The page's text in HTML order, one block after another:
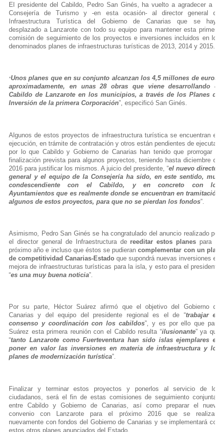
El presidente del Cabildo, Pedro San Ginés, ha vuelto a agradecer a
Consejería de Turismo y -en esta ocasión- al director general
Infraestructura Turística del Gobierno de Canarias que se
desplazado a Lanzarote con todo su equipo para mantener esta
comisión de seguimiento de los proyectos e inversiones incluidos en
denominados planes de infraestructuras turísticas de 2013, 2014 y 2015.
“Unos planes que en su conjunto alcanzan los 4,5 millones de
aproximadamente, en unas 28 obras que viene desarrollando
Cabildo de Lanzarote en los municipios, a través de los Planes
Inversión de la primera Corporación”, especificó San Ginés.
Algunos de estos proyectos de infraestructura turística se encuentran
ejecución, en trámite de contratación y otros están pendientes de
por lo que Cabildo y Gobierno de Canarias han tenido que prorrogar
finalización prevista para algunos proyectos, teniendo hasta diciembre
2016 para justificar los mismos. A juicio del presidente, “el nuevo
general y el equipo de la Consejería ha sido, en este sentido,
condescendiente con el Cabildo, y en concreto con
Ayuntamientos que es realmente donde se encuentran en
algunos de estos proyectos, para que no se pierdan los fondos”.
Asimismo, Pedro San Ginés se ha congratulado del anuncio realizado
el director general de Infraestructura de reeditar estos planes para
próximo año e incluso que éstos se pudierancomplementar con un
de competitividad Canarias-Estado que supondrá nuevas inversiones
mejora de infraestructuras turísticas para la isla, y esto para el
“es una muy buena noticia”.
Por su parte, Héctor Suárez afirmó que el objetivo del Gobierno
Canarias y del equipo del presidente regional es el de “trabajar
consenso y coordinación con los cabildos”, y es por ello que
Suárez esta primera reunión con el Cabildo resulta “ilusionante” ya
“tanto Lanzarote como Fuerteventura han sido islas ejemplares
poner en valor las inversiones en materia de infraestructura y
planes de modernización turística”.
Finalizar y terminar estos proyectos y ponerlos al servicio de
ciudadanos, será el fin de estas comisiones de seguimiento
entre Cabildo y Gobierno de Canarias, así como preparar el
convenio con Lanzarote para el próximo 2016 que se
nuevamente con fondos del Gobierno de Canarias y se implementará
estos otros planes anunciados del Estado.